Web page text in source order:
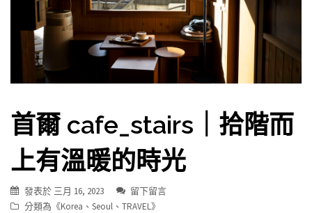
首爾 cafe_stairs｜拾階而
上有溫暖的時光
發表於 三月 16, 2023
留下留言
分類為《Korea 、 Seoul 、 TRAVEL》